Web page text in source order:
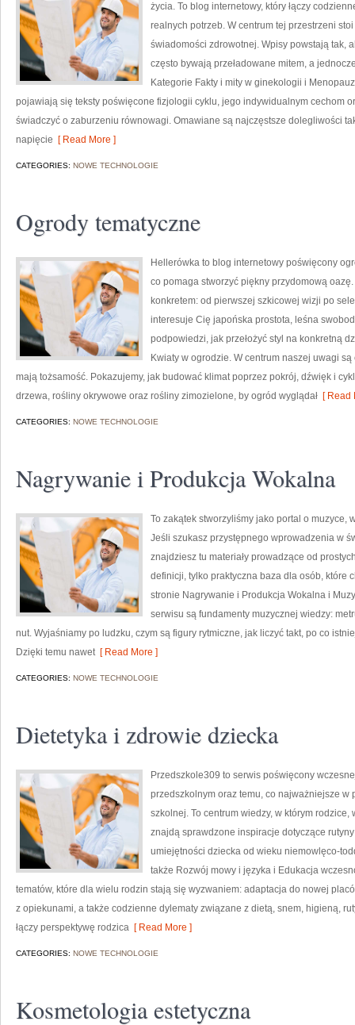
życia. To blog internetowy, który łączy
realnych potrzeb. W centrum tej przestrzeni
świadomości zdrowotnej. Wpisy powstają tak,
często bywają przeładowane mitem, a
Kategorie Fakty i mity w ginekologii i
pojawiają się teksty poświęcone fizjologii cyklu, jego indywidualnym cechom
świadczyć o zaburzeniu równowagi. Omawiane są najczęstsze dolegliwości
napięcie [ Read More ]
CATEGORIES: NOWE TECHNOLOGIE
Ogrody tematyczne
Hellerówka to blog internetowy poświęcony
co pomaga stworzyć piękny przydomową
konkretem: od pierwszej szkicowej wizji po
interesuje Cię japońska prostota, leśna
podpowiedzi, jak przełożyć styl na konkretną
Kwiaty w ogrodzie. W centrum naszej uwagi
mają tożsamość. Pokazujemy, jak budować klimat poprzez pokrój, dźwięk i
drzewa, rośliny okrywowe oraz rośliny zimozielone, by ogród wyglądał [ Read
CATEGORIES: NOWE TECHNOLOGIE
Nagrywanie i Produkcja Wokalna
To zakątek stworzyliśmy jako portal o muzyce,
Jeśli szukasz przystępnego wprowadzenia w
znajdziesz tu materiały prowadzące od
definicji, tylko praktyczna baza dla osób, które
stronie Nagrywanie i Produkcja Wokalna i
serwisu są fundamenty muzycznej wiedzy:
nut. Wyjaśniamy po ludzku, czym są figury rytmiczne, jak liczyć takt, po co
Dzięki temu nawet[ Read More ]
CATEGORIES: NOWE TECHNOLOGIE
Dietetyka i zdrowie dziecka
Przedszkole309 to serwis poświęcony
przedszkolnym oraz temu, co najważniejsze
szkolnej. To centrum wiedzy, w którym
znajdą sprawdzone inspiracje dotyczące
umiejętności dziecka od wieku niemowlęco-
także Rozwój mowy i języka i Edukacja
tematów, które dla wielu rodzin stają się wyzwaniem: adaptacja do nowej
z opiekunami, a także codzienne dylematy związane z dietą, snem, higieną,
łączy perspektywę rodzica [ Read More ]
CATEGORIES: NOWE TECHNOLOGIE
Kosmetologia estetyczna